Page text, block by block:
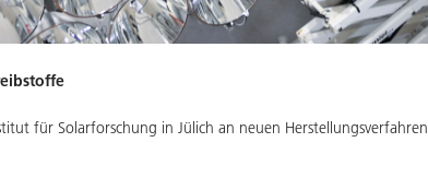
für Solarforschung in Jülich an neuen